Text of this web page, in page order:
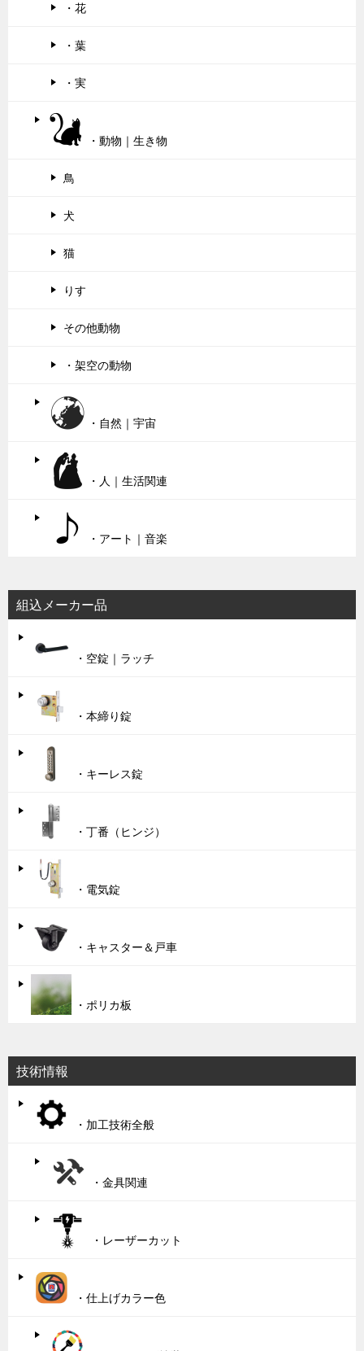
・花
・葉
・実
・動物｜生き物
鳥
犬
猫
りす
その他動物
・架空の動物
・自然｜宇宙
・人｜生活関連
・アート｜音楽
組込メーカー品
・空錠｜ラッチ
・本締り錠
・キーレス錠
・丁番（ヒンジ）
・電気錠
・キャスター＆戸車
・ポリカ板
技術情報
・加工技術全般
・金具関連
・レーザーカット
・仕上げカラー色